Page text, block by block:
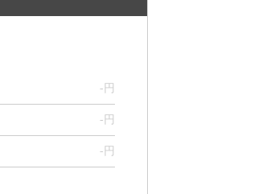
- 円
- 円
- 円